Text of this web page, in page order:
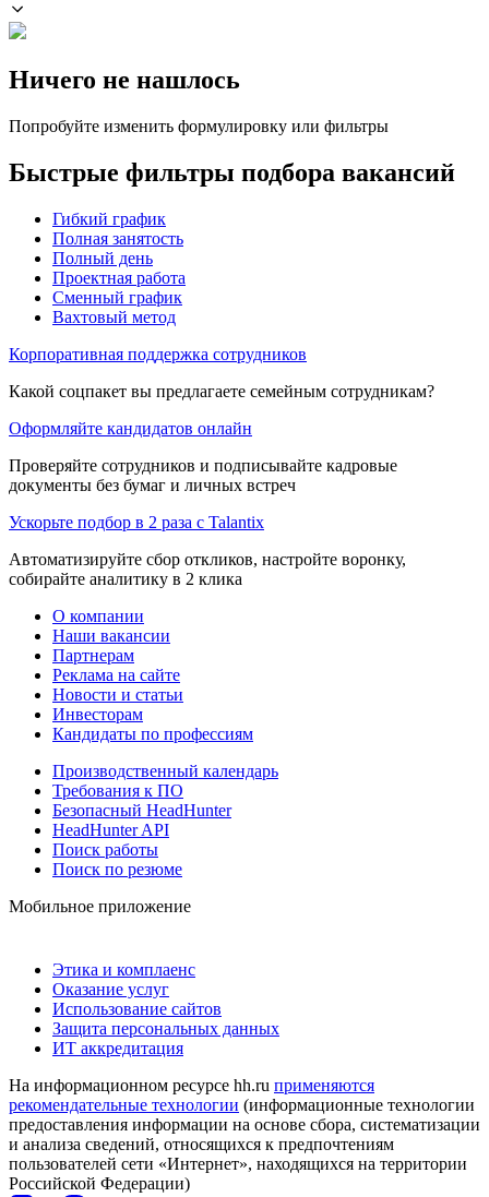
Ничего не нашлось
Попробуйте изменить формулировку или фильтры
Быстрые фильтры подбора вакансий
Гибкий график
Полная занятость
Полный день
Проектная работа
Сменный график
Вахтовый метод
Корпоративная поддержка сотрудников
Какой соцпакет вы предлагаете семейным сотрудникам?
Оформляйте кандидатов онлайн
Проверяйте сотрудников и подписывайте кадровые
документы без бумаг и личных встреч
Ускорьте подбор в 2 раза с Talantix
Автоматизируйте сбор откликов, настройте воронку,
собирайте аналитику в 2 клика
О компании
Наши вакансии
Партнерам
Реклама на сайте
Новости и статьи
Инвесторам
Кандидаты по профессиям
Производственный календарь
Требования к ПО
Безопасный HeadHunter
HeadHunter API
Поиск работы
Поиск по резюме
Мобильное приложение
Этика и комплаенс
Оказание услуг
Использование сайтов
Защита персональных данных
ИТ аккредитация
На информационном ресурсе hh.ru применяются
рекомендательные технологии (информационные технологии
предоставления информации на основе сбора, систематизации
и анализа сведений, относящихся к предпочтениям
пользователей сети «Интернет», находящихся на территории
Российской Федерации)